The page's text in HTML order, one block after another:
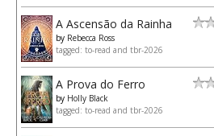
A Ascensão da Rainha
by Rebecca Ross
tagged: to-read and tbr-2026
A Prova do Ferro
by Holly Black
tagged: to-read and tbr-2026